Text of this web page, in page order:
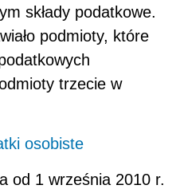
składy podatkowe.
podmioty, które
trzecie w
osobiste
od 1 września 2010 r.